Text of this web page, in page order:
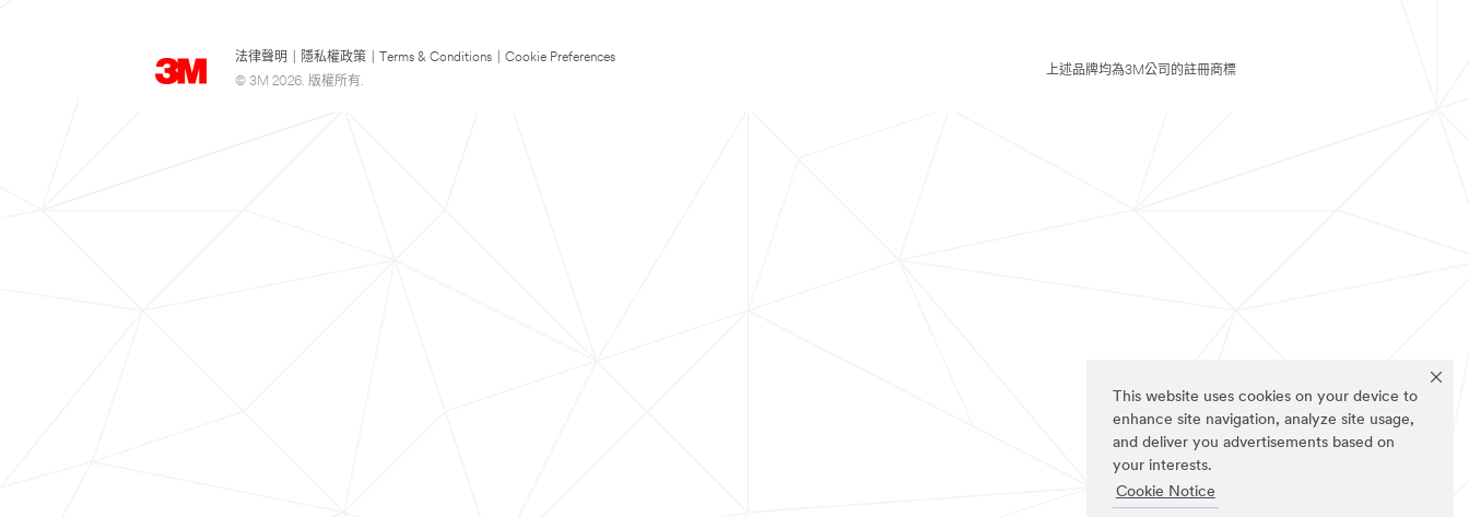
This website uses cookies on your device to
enhance site navigation, analyze site usage,
and deliver you advertisements based on
your interests.
Cookie Notice
法律聲明 隱私權政策 Terms & Conditions
Cookie Preferences
© 3M 2026. 版權所有.
上述品牌均為3M公司的註冊商標